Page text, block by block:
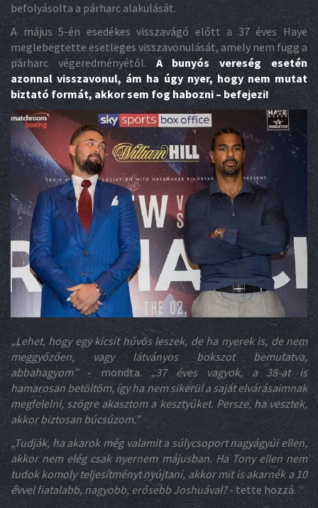
befolyásolta a párharc alakulását.
A május 5-én esedékes visszavágó előtt a 37 éves Haye
meglebegtette esetleges visszavonulását, amely nem függ a
párharc végeredményétől.A bunyós vereség esetén
azonnal visszavonul, ám ha úgy nyer, hogy nem mutat
biztató formát, akkor sem fog habozni – befejezi!
„Lehet, hogy egy kicsit hűvös leszek, de ha nyerek is, de nem
meggyőzően, vagy látványos bokszot bemutatva,
abbahagyom”- mondta.„37 éves vagyok, a 38-at is
hamarosan betöltöm, így ha nem sikerül a saját elvárásaimnak
megfelelni, szögre akasztom a kesztyűket. Persze, ha vesztek,
akkor biztosan búcsúzom.”
„Tudják, ha akarok még valamit a súlycsoport nagyágyúi ellen,
akkor nem elég csak nyernem májusban. Ha Tony ellen nem
tudok komoly teljesítményt nyújtani, akkor mit is akarnék a 10
évvel fiatalabb, nagyobb, erősebb Joshuával?- tette hozzá.